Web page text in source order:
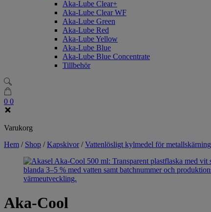
Aka-Lube Clear+
Aka-Lube Clear WF
Aka-Lube Green
Aka-Lube Red
Aka-Lube Yellow
Aka-Lube Blue
Aka-Lube Blue Concentrate
Tillbehör
0 0
Varukorg
Hem / Shop /Kapskivor/Vattenlösligt kylmedel för metallskärning
Aka-Cool